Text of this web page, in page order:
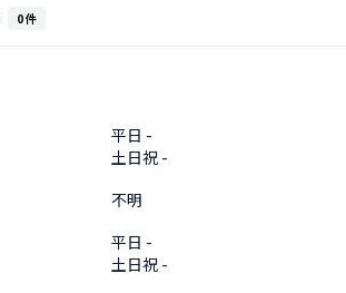
0件
平日 -
土日祝 -
不明
平日 -
土日祝 -